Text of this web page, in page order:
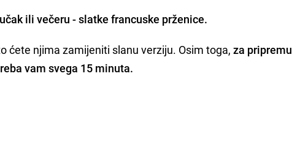
ili večeru -slatke francuske prženice.
ćete njima zamijeniti slanu verziju. Osim toga,za pripremu
vam svega 15 minuta.